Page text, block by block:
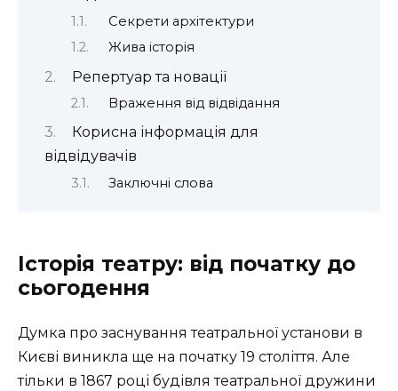
Секрети архітектури
Жива історія
Репертуар та новації
Враження від відвідання
Корисна інформація для
відвідувачів
Заключні слова
Історія театру: від початку до
сьогодення
Думка про заснування театральної установи в
Києві виникла ще на початку 19 століття. Але
тільки в 1867 році будівля театральної дружини